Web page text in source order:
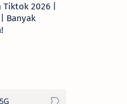
2026 |
| Banyak
5G